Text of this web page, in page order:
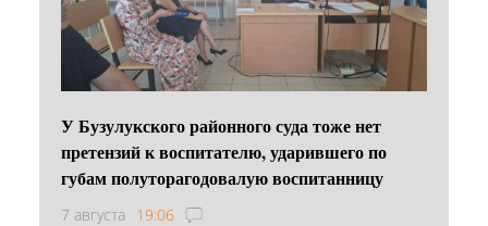
У Бузулукского районного суда тоже нет
претензий к воспитателю, ударившего по
губам полуторагодовалую воспитанницу
7 августа 19:06